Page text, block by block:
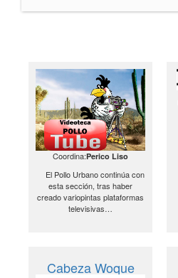
Coordina:Perico Liso
El Pollo Urbano continúa con
esta sección, tras haber
creado variopintas plataformas
televisivas…
Cabeza Woque